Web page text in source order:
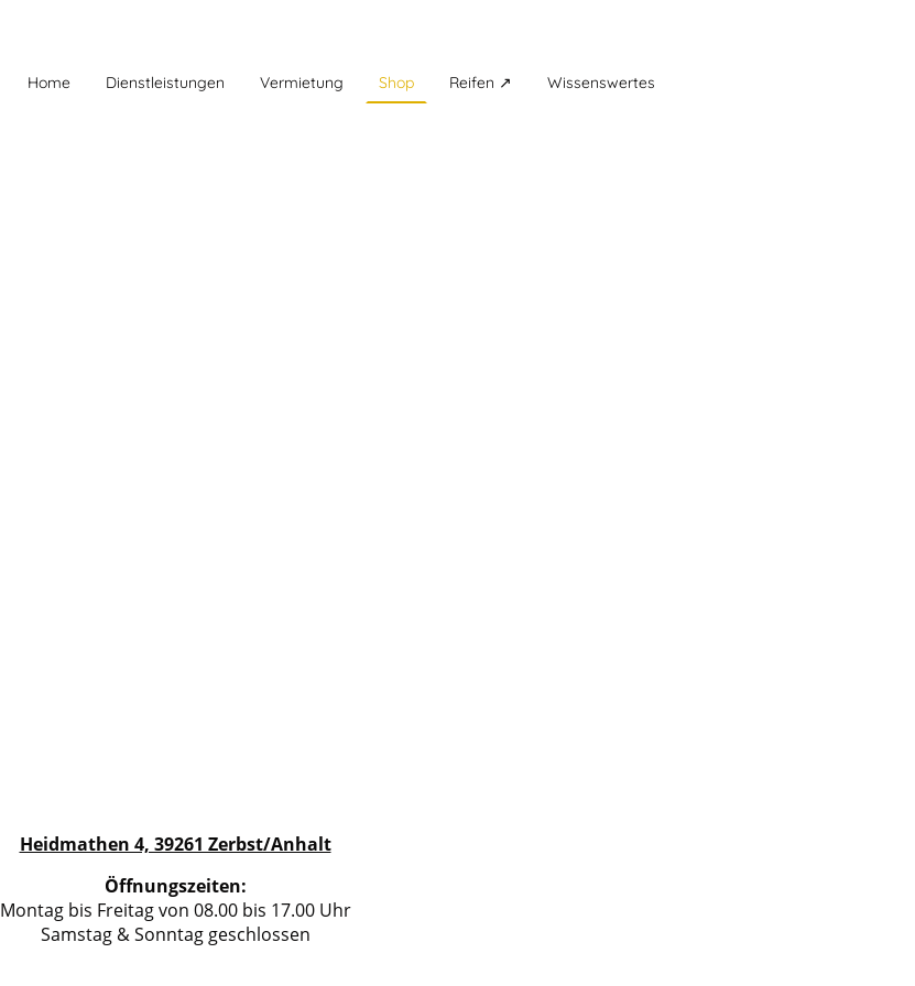
Home Dienstleistungen Vermietung Shop Reifen ↗ Wissenswertes
Heidmathen 4, 39261 Zerbst/Anhalt
Öffnungszeiten:
Montag bis Freitag von 08.00 bis 17.00 Uhr
Samstag & Sonntag geschlossen